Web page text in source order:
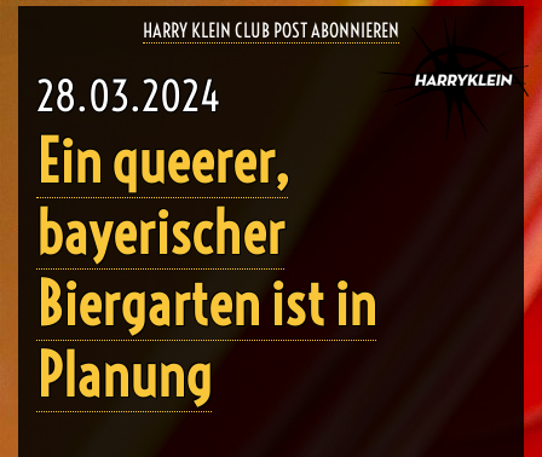
HARRY KLEIN CLUB POST ABONNIEREN
28.03.2024
Ein queerer,
bayerischer
Biergarten ist in
Planung